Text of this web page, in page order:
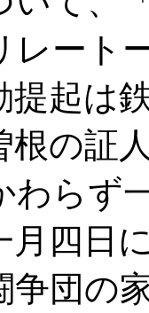
レート
起は
の証
わらず
四日
争団の